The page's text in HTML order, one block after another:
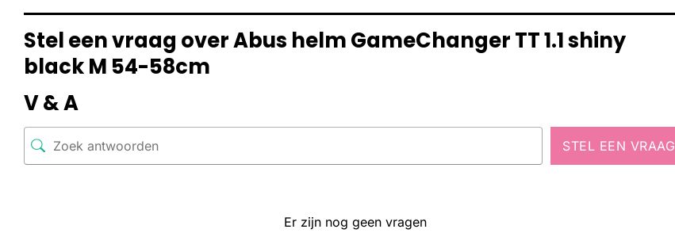
Stel een vraag over Abus helm GameChanger TT 1.1 shiny
black M 54-58cm
V & A
STEL EEN VRAAG
Er zijn nog geen vragen